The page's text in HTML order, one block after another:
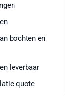
bochten en
leverbaar
quote